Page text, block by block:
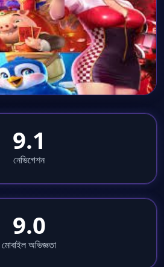
9.1
নেভিগেশন
9.0
মোবাইল অভিজ্ঞতা